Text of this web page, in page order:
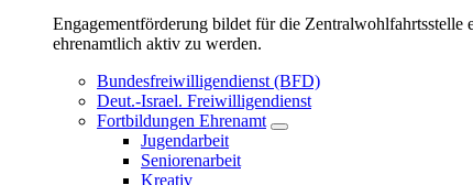
Engagementförderung bildet für die
ehrenamtlich aktiv zu werden.
Bundesfreiwilligendienst (BFD)
Deut.-Israel. Freiwilligendienst
Fortbildungen Ehrenamt
Untermenü
Jugendarbeit
Seniorenarbeit
Kreativ